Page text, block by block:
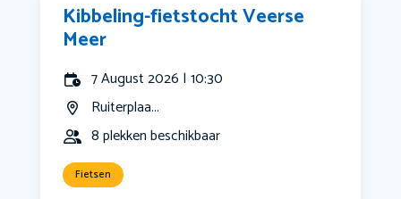
Kibbeling-fietstocht Veerse
Meer
7 August 2026 | 10:30
Ruiterplaa...
8 plekken beschikbaar
Fietsen